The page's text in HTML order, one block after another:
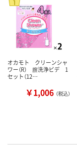
オカモト クリーンシャ
ワー（R） 膣洗浄ビデ 1
セット（12…
￥1,006 （税込）